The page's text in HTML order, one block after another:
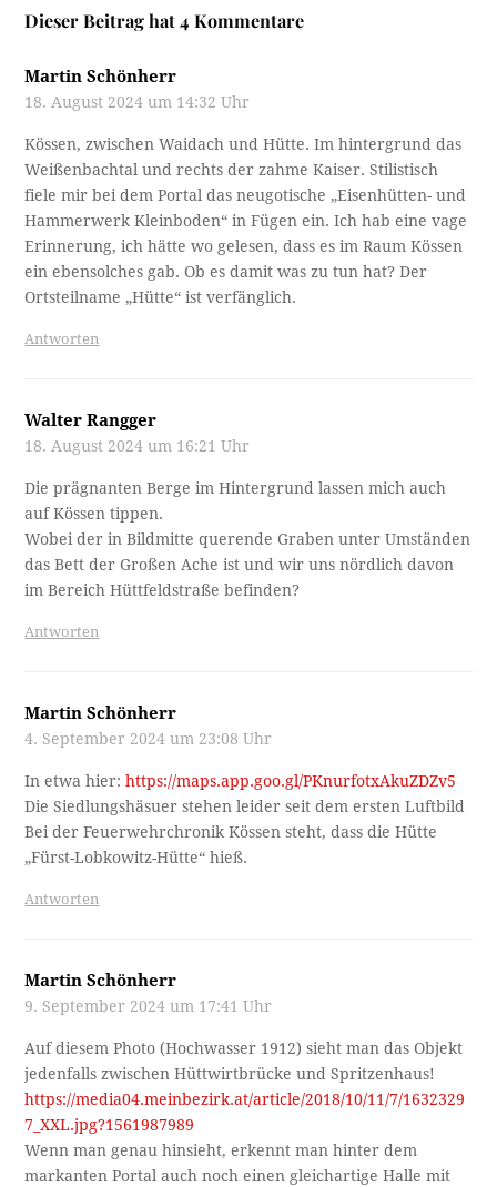
Dieser Beitrag hat 4 Kommentare
Martin Schönherr
18. August 2024 um 14:32 Uhr
Kössen, zwischen Waidach und Hütte. Im hintergrund das
Weißenbachtal und rechts der zahme Kaiser. Stilistisch
fiele mir bei dem Portal das neugotische „Eisenhütten- und
Hammerwerk Kleinboden“ in Fügen ein. Ich hab eine vage
Erinnerung, ich hätte wo gelesen, dass es im Raum Kössen
ein ebensolches gab. Ob es damit was zu tun hat? Der
Ortsteilname „Hütte“ ist verfänglich.
Antworten
Walter Rangger
18. August 2024 um 16:21 Uhr
Die prägnanten Berge im Hintergrund lassen mich auch
auf Kössen tippen.
Wobei der in Bildmitte querende Graben unter Umständen
das Bett der Großen Ache ist und wir uns nördlich davon
im Bereich Hüttfeldstraße befinden?
Antworten
Martin Schönherr
4. September 2024 um 23:08 Uhr
In etwa hier:https://maps.app.goo.gl/PKnurfotxAkuZDZv5
Die Siedlungshäsuer stehen leider seit dem ersten Luftbild
Bei der Feuerwehrchronik Kössen steht, dass die Hütte
„Fürst-Lobkowitz-Hütte“ hieß.
Antworten
Martin Schönherr
9. September 2024 um 17:41 Uhr
Auf diesem Photo (Hochwasser 1912) sieht man das Objekt
jedenfalls zwischen Hüttwirtbrücke und Spritzenhaus!
https://media04.meinbezirk.at/article/2018/10/11/7/1632329
7_XXL.jpg?1561987989
Wenn man genau hinsieht, erkennt man hinter dem
markanten Portal auch noch einen gleichartige Halle mit